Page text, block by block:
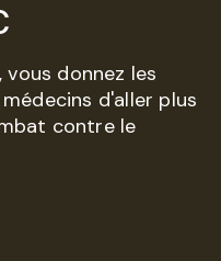
donnez les
d'aller plus
contre le